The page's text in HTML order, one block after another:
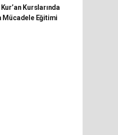
Kurslarında
Mücadele Eğitimi